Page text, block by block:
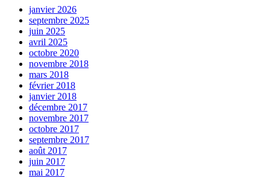
janvier 2026
septembre 2025
juin 2025
avril 2025
octobre 2020
novembre 2018
mars 2018
février 2018
janvier 2018
décembre 2017
novembre 2017
octobre 2017
septembre 2017
août 2017
juin 2017
mai 2017